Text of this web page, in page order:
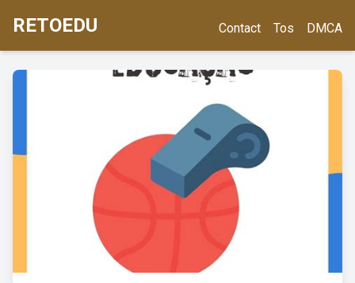
RETOEDU Contact Tos DMCA